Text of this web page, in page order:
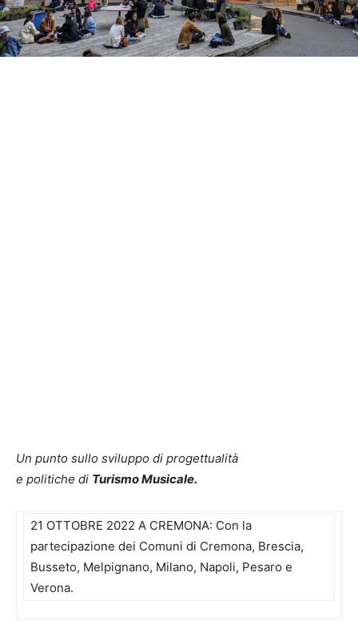
Un punto sullo sviluppo di progettualità
e politiche di Turismo Musicale.
21 OTTOBRE 2022 A CREMONA: Con la
partecipazione dei Comuni di Cremona, Brescia,
Busseto, Melpignano, Milano, Napoli, Pesaro e
Verona.